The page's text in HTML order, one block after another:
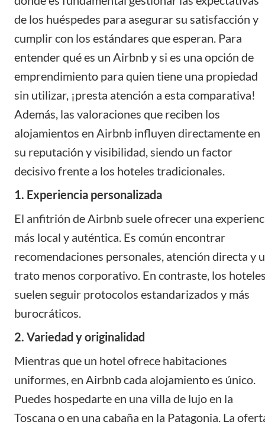
de los huéspedes para asegurar su satisfacción y
cumplir con los estándares que esperan. Para
entender qué es un Airbnb y si es una opción de
emprendimiento para quien tiene una propiedad
sin utilizar, ¡presta atención a esta comparativa!
Además, las valoraciones que reciben los
alojamientos en Airbnb influyen directamente en
su reputación y visibilidad, siendo un factor
decisivo frente a los hoteles tradicionales.
1. Experiencia personalizada
El anfitrión de Airbnb suele ofrecer una
más local y auténtica. Es común encontrar
recomendaciones personales, atención directa y
trato menos corporativo. En contraste, los
suelen seguir protocolos estandarizados y más
burocráticos.
2. Variedad y originalidad
Mientras que un hotel ofrece habitaciones
uniformes, en Airbnb cada alojamiento es único.
Puedes hospedarte en una villa de lujo en la
Toscana o en una cabaña en la Patagonia. La